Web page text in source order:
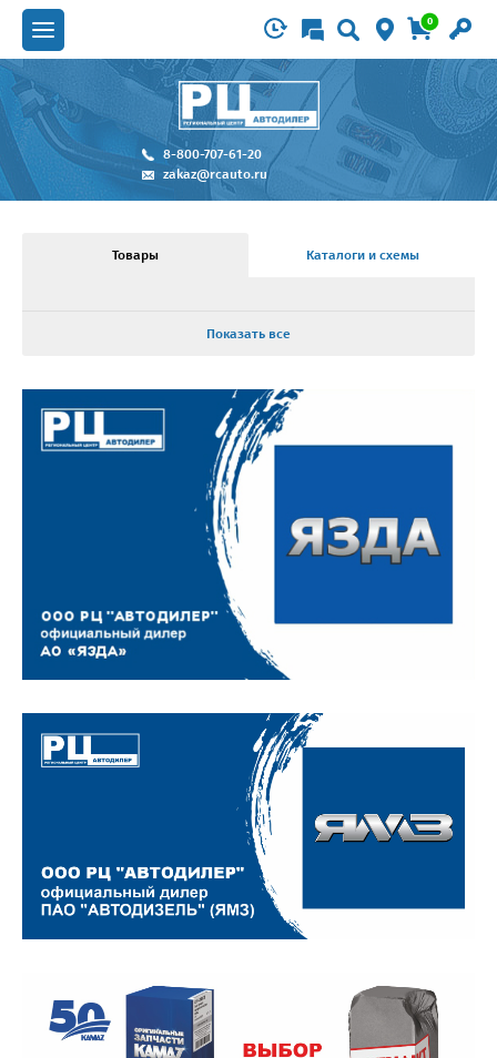
0
8-800-707-61-20
zakaz@rcauto.ru
Товары Каталоги и схемы
Показать все